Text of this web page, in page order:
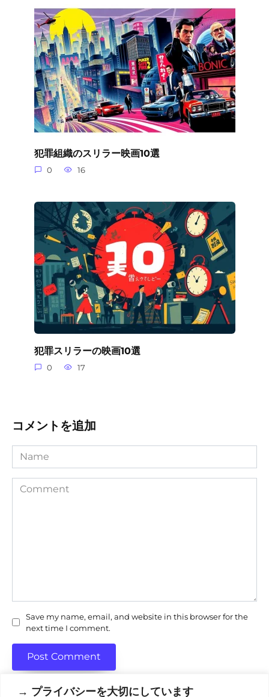
→ プライバシーを大切にしています
犯罪組織のスリラー映画10選
0 16
犯罪スリラーの映画10選
0 17
コメントを追加
Name
Comment
Save my name, email, and website in this browser for the
next time I comment.